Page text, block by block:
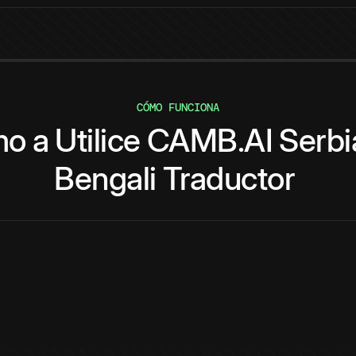
CÓMO FUNCIONA
a Utilice CAMB.AI
Bengali Traductor